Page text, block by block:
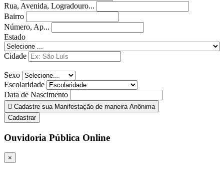
Rua, Avenida, Logradouro...
Bairro
Número, Ap...
Estado
Cidade
Sexo
Escolaridade
Data de Nascimento
Cadastre sua Manifestação de maneira Anônima
Cadastrar
Ouvidoria Pública Online
×